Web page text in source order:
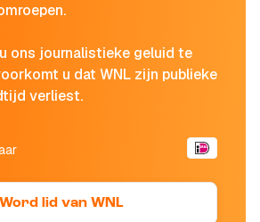
ons journalistieke geluid te
u dat WNL zijn publieke
verliest.
Word lid van WNL